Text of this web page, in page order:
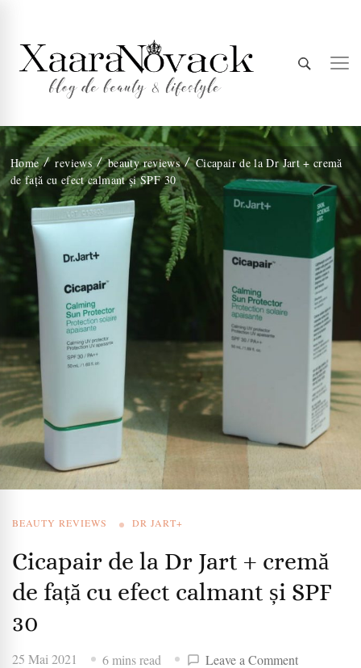
Xaara
Novack
Home reviews beauty reviews
Cicapair de la Dr Jart + cremă
de față cu efect calmant și SPF 30
BEAUTY REVIEWS DR JART+
Cicapair de la Dr Jart + cremă
de față cu efect calmant și SPF
30
25 Mai 2021 6 mins read Leave a Commenton